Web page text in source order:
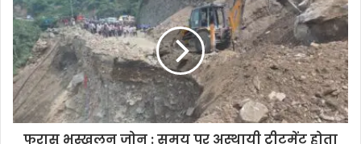
फरासू भूस्खलन जोन : समय पर अस्थायी ट्रीटमेंट होता